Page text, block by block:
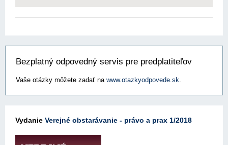
Bezplatný odpovedný servis pre predplatiteľov
Vaše otázky môžete zadať na www.otazkyodpovede.sk.
Vydanie Verejné obstarávanie - právo a prax 1/2018